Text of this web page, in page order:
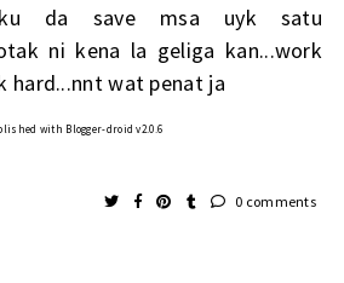
da save msa uyk satu
ni kena la geliga kan...work
hard...nnt wat penat ja
with Blogger-droid v2.0.6
0 comments